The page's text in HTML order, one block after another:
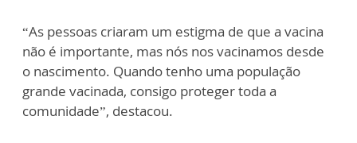
“As pessoas criaram um estigma de que a vacina
não é importante, mas nós nos vacinamos desde
o nascimento. Quando tenho uma população
grande vacinada, consigo proteger toda a
comunidade”, destacou.